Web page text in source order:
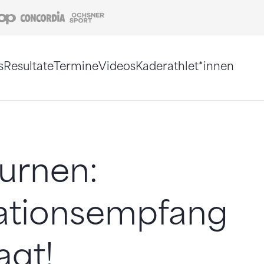
Coop Concordia
ResultateTermineVideosKaderathlet*innen